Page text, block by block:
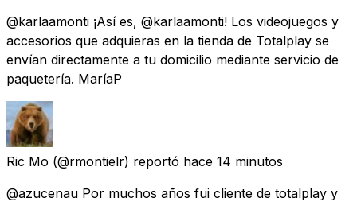
@karlaamonti ¡Así es, @karlaamonti! Los videojuegos y
accesorios que adquieras en la tienda de Totalplay se
envían directamente a tu domicilio mediante servicio de
paquetería. MaríaP
Ric Mo (@rmontielr) reportó hace 14 minutos
@azucenau Por muchos años fui cliente de totalplay y